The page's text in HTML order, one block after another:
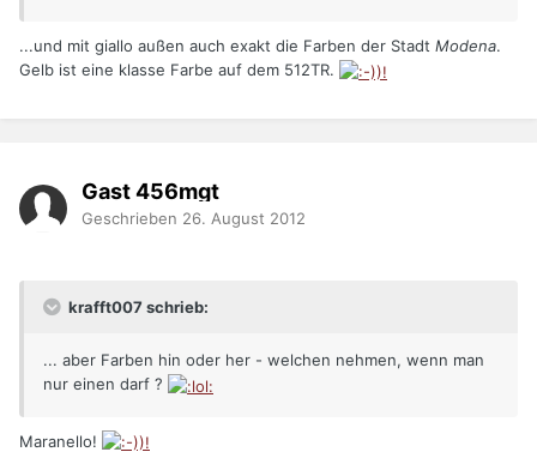
...und mit giallo außen auch exakt die Farben der Stadt Modena.
Gelb ist eine klasse Farbe auf dem 512TR.
Gast 456mgt
Geschrieben 26. August 2012
krafft007 schrieb:
... aber Farben hin oder her - welchen nehmen, wenn man
nur einen darf ?
Maranello!